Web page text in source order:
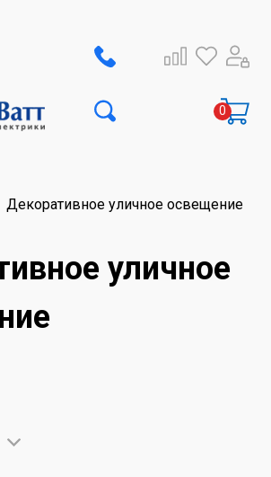
Декоративное уличное освещение
уличное